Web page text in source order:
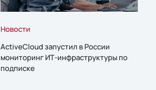
Новости
ActiveCloud запустил в России
мониторинг ИТ-инфраструктуры по
подписке